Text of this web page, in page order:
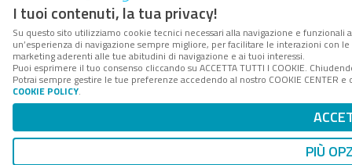
I tuoi contenuti, la tua privacy!
Su questo sito utilizziamo cookie tecnici necessari alla navigazione e
un’esperienza di navigazione sempre migliore, per facilitare le interazioni con
marketing aderenti alle tue abitudini di navigazione e ai tuoi interessi.
Puoi esprimere il tuo consenso cliccando su ACCETTA TUTTI I COOKIE.
Potrai sempre gestire le tue preferenze accedendo al nostro COOKIE
COOKIE POLICY.
PIÙ